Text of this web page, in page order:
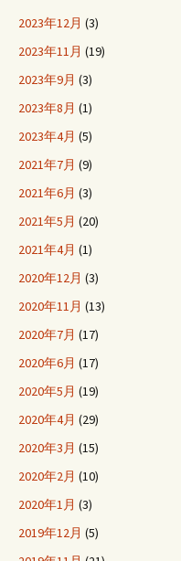
2023年12月 (3)
2023年11月 (19)
2023年9月 (3)
2023年8月 (1)
2023年4月 (5)
2021年7月 (9)
2021年6月 (3)
2021年5月 (20)
2021年4月 (1)
2020年12月 (3)
2020年11月 (13)
2020年7月 (17)
2020年6月 (17)
2020年5月 (19)
2020年4月 (29)
2020年3月 (15)
2020年2月 (10)
2020年1月 (3)
2019年12月 (5)